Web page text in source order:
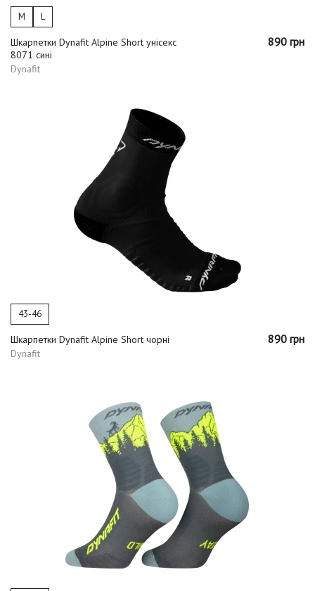
M L
Шкарпетки Dynafit Alpine Short унісекс
8071 сині
Dynafit
890 грн
43-46
Шкарпетки Dynafit Alpine Short чорні
Dynafit
890 грн